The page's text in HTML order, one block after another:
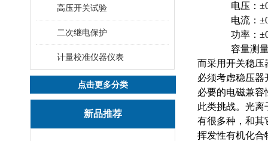
高压开关试验
二次继电保护
计量校准仪器仪表
点击更多分类
新品推荐
电压：
电流：
功率：±0.5%
容量测量准确
而采用开关稳压
必须考虑稳压
必要的电磁兼容
此类挑战。光离
有很多种，和其
挥发性有机化合